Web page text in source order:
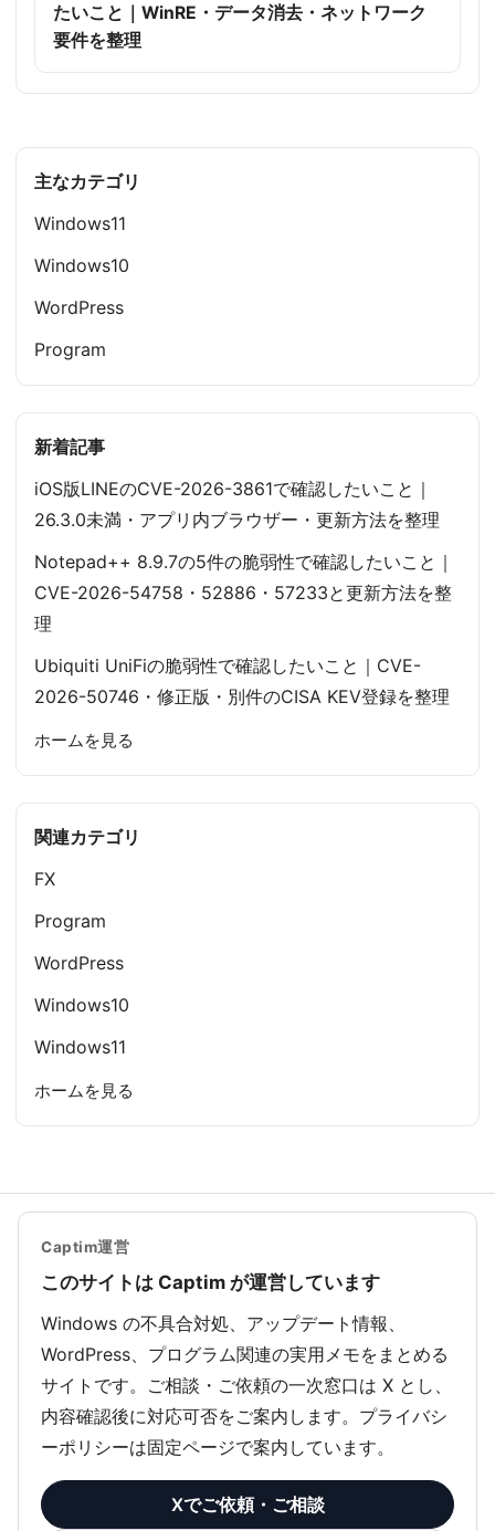
たいこと｜WinRE・データ消去・ネットワーク
要件を整理
主なカテゴリ
Windows11
Windows10
WordPress
Program
新着記事
iOS版LINEのCVE-2026-3861で確認したいこと｜
26.3.0未満・アプリ内ブラウザー・更新方法を整理
Notepad++ 8.9.7の5件の脆弱性で確認したいこと｜
CVE-2026-54758・52886・57233と更新方法を整
理
Ubiquiti UniFiの脆弱性で確認したいこと｜CVE-
2026-50746・修正版・別件のCISA KEV登録を整理
ホームを見る
関連カテゴリ
FX
Program
WordPress
Windows10
Windows11
ホームを見る
Captim運営
このサイトは Captim が運営しています
Windows の不具合対処、アップデート情報、
WordPress、プログラム関連の実用メモをまとめる
サイトです。ご相談・ご依頼の一次窓口は X とし、
内容確認後に対応可否をご案内します。プライバシ
ーポリシーは固定ページで案内しています。
Xでご依頼・ご相談